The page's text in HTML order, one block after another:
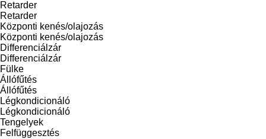
Retarder
Retarder
Központi kenés/olajozás
Központi kenés/olajozás
Differenciálzár
Differenciálzár
Fülke
Állófűtés
Állófűtés
Légkondicionáló
Légkondicionáló
Tengelyek
Felfüggesztés